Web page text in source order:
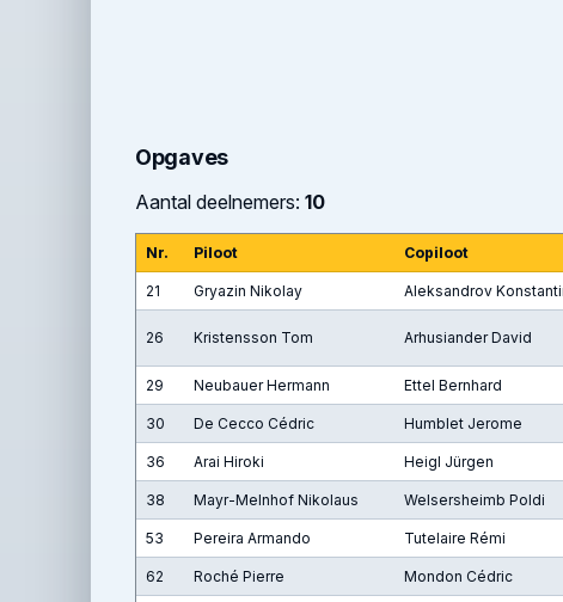
Opgaves
Aantal deelnemers: 10
Nr. Piloot Copiloot
21 Gryazin Nikolay Aleksandrov
26 Kristensson Tom Arhusiander David
29 Neubauer Hermann Ettel Bernhard
30 De Cecco Cédric Humblet Jerome
36 Arai Hiroki Heigl Jürgen
38 Mayr-Melnhof Nikolaus Welsersheimb Poldi
53 Pereira Armando Tutelaire Rémi
62 Roché Pierre Mondon Cédric